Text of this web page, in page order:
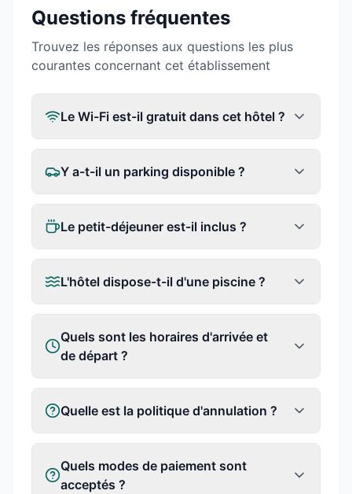
Questions fréquentes
Trouvez les réponses aux questions les plus
courantes concernant cet établissement
Le Wi-Fi est-il gratuit dans cet hôtel ?
Y a-t-il un parking disponible ?
Le petit-déjeuner est-il inclus ?
L'hôtel dispose-t-il d'une piscine ?
Quels sont les horaires d'arrivée et
de départ ?
Quelle est la politique d'annulation ?
Quels modes de paiement sont
acceptés ?